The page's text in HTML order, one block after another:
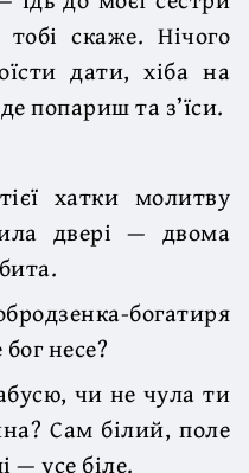
скаже. Нічого
дати, хіба на
попариш та з’їси.
хатки молитву
двері — двома
богатиря
несе?
чи не чула ти
Сам білий, поле
— усе біле.